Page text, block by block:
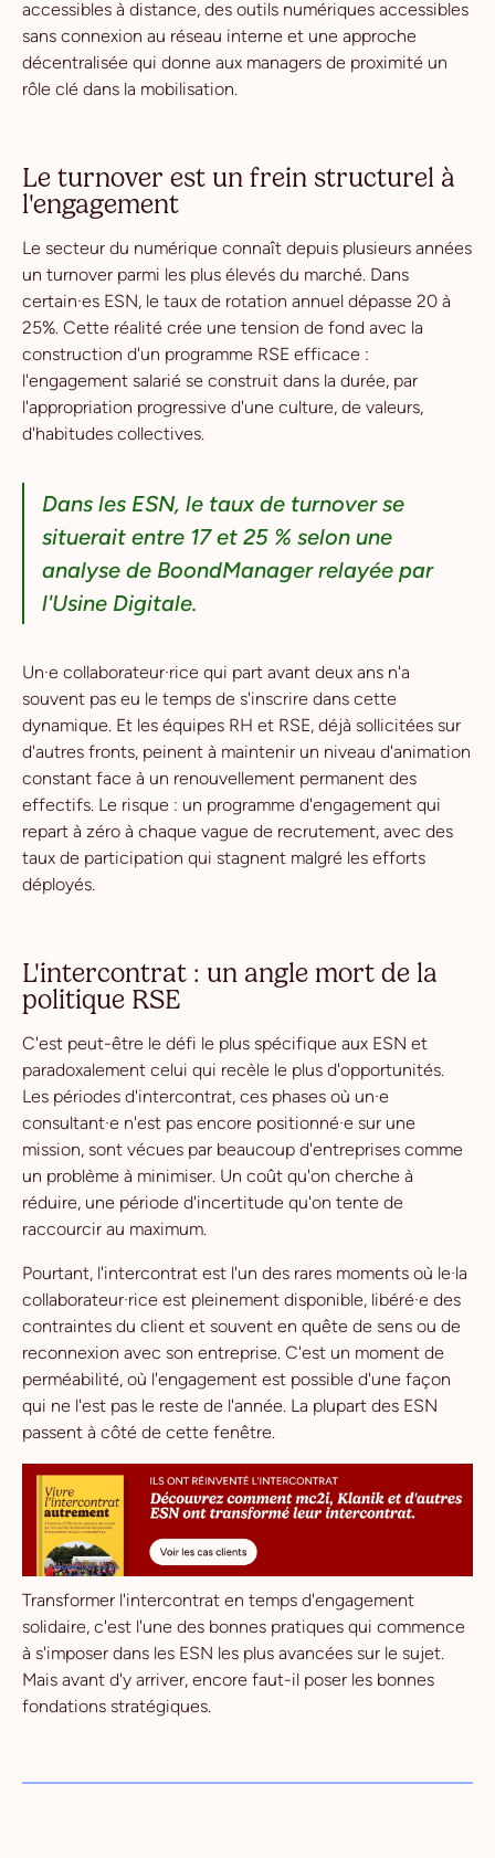
accessibles à distance, des outils numériques accessibles
sans connexion au réseau interne et une approche
décentralisée qui donne aux managers de proximité un
rôle clé dans la mobilisation.
Le turnover est un frein structurel à
l'engagement
Le secteur du numérique connaît depuis plusieurs années
un turnover parmi les plus élevés du marché. Dans
certain·es ESN, le taux de rotation annuel dépasse 20 à
25%. Cette réalité crée une tension de fond avec la
construction d'un programme RSE efficace :
l'engagement salarié se construit dans la durée, par
l'appropriation progressive d'une culture, de valeurs,
d'habitudes collectives.
Dans les ESN, le taux de turnover se
situerait entre 17 et 25 % selon une
analyse de BoondManager relayée par
l'Usine Digitale.
Un·e collaborateur·rice qui part avant deux ans n'a
souvent pas eu le temps de s'inscrire dans cette
dynamique. Et les équipes RH et RSE, déjà sollicitées sur
d'autres fronts, peinent à maintenir un niveau d'animation
constant face à un renouvellement permanent des
effectifs. Le risque : un programme d'engagement qui
repart à zéro à chaque vague de recrutement, avec des
taux de participation qui stagnent malgré les efforts
déployés.
L'intercontrat : un angle mort de la
politique RSE
C'est peut-être le défi le plus spécifique aux ESN et
paradoxalement celui qui recèle le plus d'opportunités.
Les périodes d'intercontrat, ces phases où un·e
consultant·e n'est pas encore positionné·e sur une
mission, sont vécues par beaucoup d'entreprises comme
un problème à minimiser. Un coût qu'on cherche à
réduire, une période d'incertitude qu'on tente de
raccourcir au maximum.
Pourtant, l'intercontrat est l'un des rares moments où le·la
collaborateur·rice est pleinement disponible, libéré·e des
contraintes du client et souvent en quête de sens ou de
reconnexion avec son entreprise. C'est un moment de
perméabilité, où l'engagement est possible d'une façon
qui ne l'est pas le reste de l'année. La plupart des ESN
passent à côté de cette fenêtre.
Transformer l'intercontrat en temps d'engagement
solidaire, c'est l'une des bonnes pratiques qui commence
à s'imposer dans les ESN les plus avancées sur le sujet.
Mais avant d'y arriver, encore faut-il poser les bonnes
fondations stratégiques.